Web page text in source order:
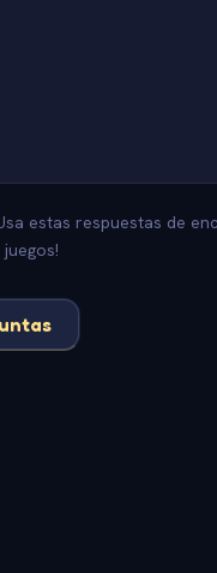
estas respuestas de